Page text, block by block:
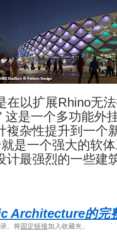
在以扩展Rhino无
这是一个多功能外
複杂性提升到一个
是一个强大的软
计最强烈的一些建
Architecture的完
。将固定链接加入收藏夹。